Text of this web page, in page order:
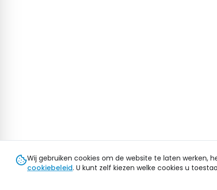
Wij gebruiken cookies om de website te laten werken,
cookiebeleid. U kunt zelf kiezen welke cookies u